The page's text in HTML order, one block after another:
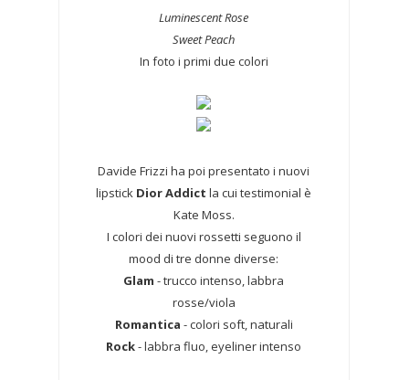
Luminescent Rose
Sweet Peach
In foto i primi due colori
Davide Frizzi ha poi presentato i nuovi
lipstick Dior Addict la cui testimonial è
Kate Moss.
I colori dei nuovi rossetti seguono il
mood di tre donne diverse:
Glam - trucco intenso, labbra
rosse/viola
Romantica - colori soft, naturali
Rock- labbra fluo, eyeliner intenso